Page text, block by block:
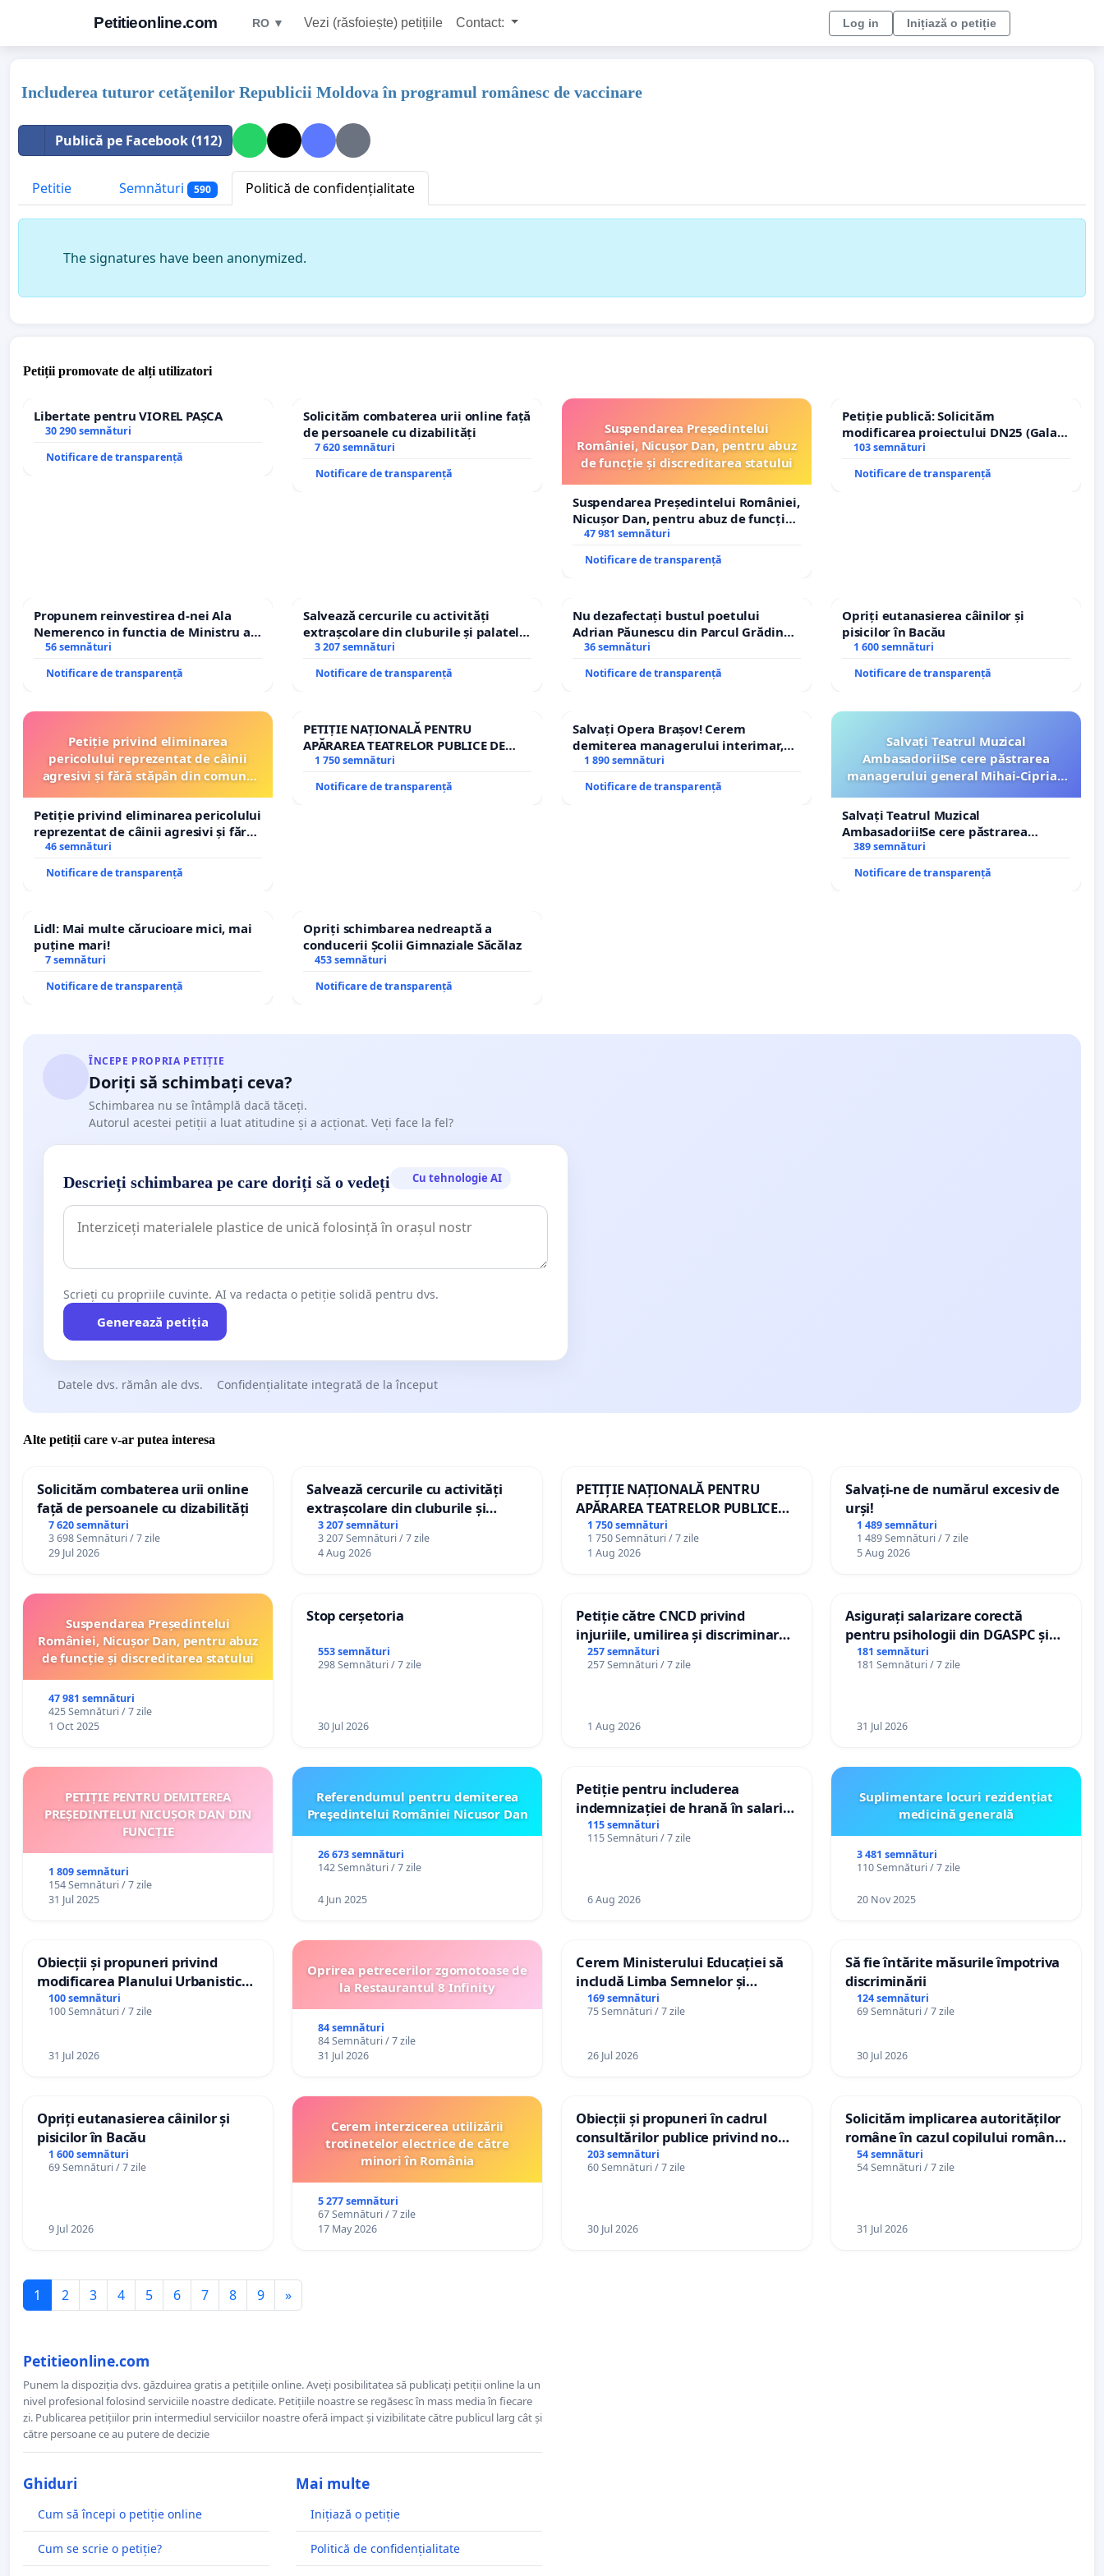
Petitieonline.com RO ▼ Vezi (răsfoiește) petițiile Contact: Log in Inițiază o petiție
Includerea tuturor cetăţenilor Republicii Moldova în programul românesc de vaccinare
Publică pe Facebook (112)
Petitie Semnături 590 Politică de confidențialitate
The signatures have been anonymized.
Petiții promovate de alți utilizatori
Libertate pentru VIOREL PAȘCA
30 290 semnături
Notificare de transparență
Solicităm combaterea urii online față
de persoanele cu dizabilități
7 620 semnături
Notificare de transparență
Suspendarea Președintelui
României, Nicușor Dan, pentru abuz
de funcție și discreditarea statului
Suspendarea Președintelui României,
Nicușor Dan, pentru abuz de funcție
și discreditarea statului
47 981 semnături
Notificare de transparență
Petiție publică: Solicităm
modificarea proiectului DN25 (Galați
– Hanu Conachi) prin devierea
103 semnături
Notificare de transparență
Propunem reinvestirea d-nei Ala
Nemerenco in functia de Ministru al
Sanatatii
56 semnături
Notificare de transparență
Salvează cercurile cu activități
extrașcolare din cluburile și palatele
copiilor
3 207 semnături
Notificare de transparență
Nu dezafectați bustul poetului
Adrian Păunescu din Parcul Grădina
Icoanei! Stop cenzurii culturale!
36 semnături
Notificare de transparență
Opriți eutanasierea câinilor și
pisicilor în Bacău
1 600 semnături
Notificare de transparență
Petiție privind eliminarea
pericolului reprezentat de câinii
agresivi și fără stăpân din comuna
Petiție privind eliminarea pericolului
reprezentat de câinii agresivi și fără
stăpân din comuna Tunari
46 semnături
Notificare de transparență
PETIȚIE NAȚIONALĂ PENTRU
APĂRAREA TEATRELOR PUBLICE DE
REPERTORIU DIN ROMÂNIA
1 750 semnături
Notificare de transparență
Salvați Opera Brașov! Cerem
demiterea managerului interimar,
Petrean Lucian-Marius!
1 890 semnături
Notificare de transparență
Salvați Teatrul Muzical
Ambasadorii!Se cere păstrarea
managerului general Mihai-Ciprian
Salvați Teatrul Muzical
Ambasadorii!Se cere păstrarea
managerului general Mihai-Ciprian
389 semnături
Notificare de transparență
Lidl: Mai multe cărucioare mici, mai
puține mari!
7 semnături
Notificare de transparență
Opriți schimbarea nedreaptă a
conducerii Școlii Gimnaziale Săcălaz
453 semnături
Notificare de transparență
ÎNCEPE PROPRIA PETIȚIE
Doriți să schimbați ceva?
Schimbarea nu se întâmplă dacă tăceți.
Autorul acestei petiții a luat atitudine și a acționat. Veți face la fel?
Descrieți schimbarea pe care doriți să o vedeți Cu tehnologie AI
Scrieți cu propriile cuvinte. AI va redacta o petiție solidă pentru dvs.
Generează petiția
Datele dvs. rămân ale dvs. Confidențialitate integrată de la început
Alte petiții care v-ar putea interesa
Solicităm combaterea urii online
față de persoanele cu dizabilități
7 620 semnături
3 698 Semnături / 7 zile
29 Jul 2026
Salvează cercurile cu activități
extrașcolare din cluburile și
palatele copiilor
3 207 semnături
3 207 Semnături / 7 zile
4 Aug 2026
PETIȚIE NAȚIONALĂ PENTRU
APĂRAREA TEATRELOR PUBLICE
DE REPERTORIU DIN ROMÂNIA
1 750 semnături
1 750 Semnături / 7 zile
1 Aug 2026
Salvați-ne de numărul excesiv de
urși!
1 489 semnături
1 489 Semnături / 7 zile
5 Aug 2026
Suspendarea Președintelui
României, Nicușor Dan, pentru abuz
de funcție și discreditarea statului
47 981 semnături
425 Semnături / 7 zile
1 Oct 2025
Stop cerșetoria
553 semnături
298 Semnături / 7 zile
30 Jul 2026
Petiție către CNCD privind
injuriile, umilirea și discriminarea
persoanelor cu dizabilități de
către utilizatorul TikTok „Gorici”
257 semnături
257 Semnături / 7 zile
1 Aug 2026
Asigurați salarizare corectă
pentru psihologii din DGASPC și
spitale
181 semnături
181 Semnături / 7 zile
31 Jul 2026
PETIȚIE PENTRU DEMITEREA
PREȘEDINTELUI NICUȘOR DAN DIN
FUNCȚIE
1 809 semnături
154 Semnături / 7 zile
31 Jul 2025
Referendumul pentru demiterea
Preşedintelui României Nicusor Dan
26 673 semnături
142 Semnături / 7 zile
4 Jun 2025
Petiție pentru includerea
indemnizației de hrană în salariul
de bază și protejarea gradațiilor
de vechime pentru asistenții
115 semnături
115 Semnături / 7 zile
6 Aug 2026
Suplimentare locuri rezidențiat
medicină generală
3 481 semnături
110 Semnături / 7 zile
20 Nov 2025
Obiecții și propuneri privind
modificarea Planului Urbanistic
General al orașului Ialoveni
100 semnături
100 Semnături / 7 zile
31 Jul 2026
Oprirea petrecerilor zgomotoase de
la Restaurantul 8 Infinity
84 semnături
84 Semnături / 7 zile
31 Jul 2026
Cerem Ministerului Educației să
includă Limba Semnelor și
alfabetul Braille în școlile din
Republica Moldova!
169 semnături
75 Semnături / 7 zile
26 Jul 2026
Să fie întărite măsurile împotriva
discriminării
124 semnături
69 Semnături / 7 zile
30 Jul 2026
Opriți eutanasierea câinilor și
pisicilor în Bacău
1 600 semnături
69 Semnături / 7 zile
9 Jul 2026
Cerem interzicerea utilizării
trotinetelor electrice de către
minori în România
5 277 semnături
67 Semnături / 7 zile
17 May 2026
Obiecții și propuneri în cadrul
consultărilor publice privind noul
Plan Urbanistic General (PUG)
Ialoveni
203 semnături
60 Semnături / 7 zile
30 Jul 2026
Solicităm implicarea autorităților
române în cazul copilului român
Wiliam Kristian Gheorghe, aflat în
plasament în Danemarca de 12
54 semnături
54 Semnături / 7 zile
31 Jul 2026
1 2 3 4 5 6 7 8 9 »
Petitieonline.com
Punem la dispoziția dvs. găzduirea gratis a petițiile online. Aveți posibilitatea să publicați petiții online la un
nivel profesional folosind serviciile noastre dedicate. Petițiile noastre se regăsesc în mass media în fiecare
zi. Publicarea petițiilor prin intermediul serviciilor noastre oferă impact și vizibilitate către publicul larg cât și
către persoane ce au putere de decizie
Ghiduri
Cum să începi o petiție online
Cum se scrie o petiție?
Mai multe
Inițiază o petiție
Politică de confidențialitate